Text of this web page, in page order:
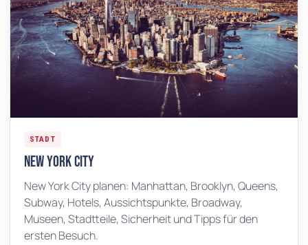
STADT
New York City
New York City planen: Manhattan, Brooklyn, Queens,
Subway, Hotels, Aussichtspunkte, Broadway,
Museen, Stadtteile, Sicherheit und Tipps für den
ersten Besuch.